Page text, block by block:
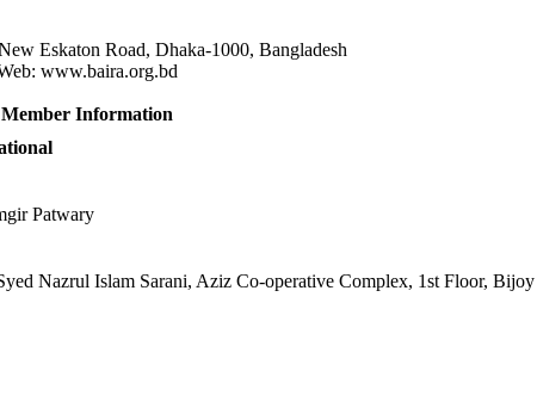
Eskaton Road, Dhaka-1000, Bangladesh
www.baira.org.bd
Member Information
Patwary
Nazrul Islam Sarani, Aziz Co-operative Complex, 1st Floor,